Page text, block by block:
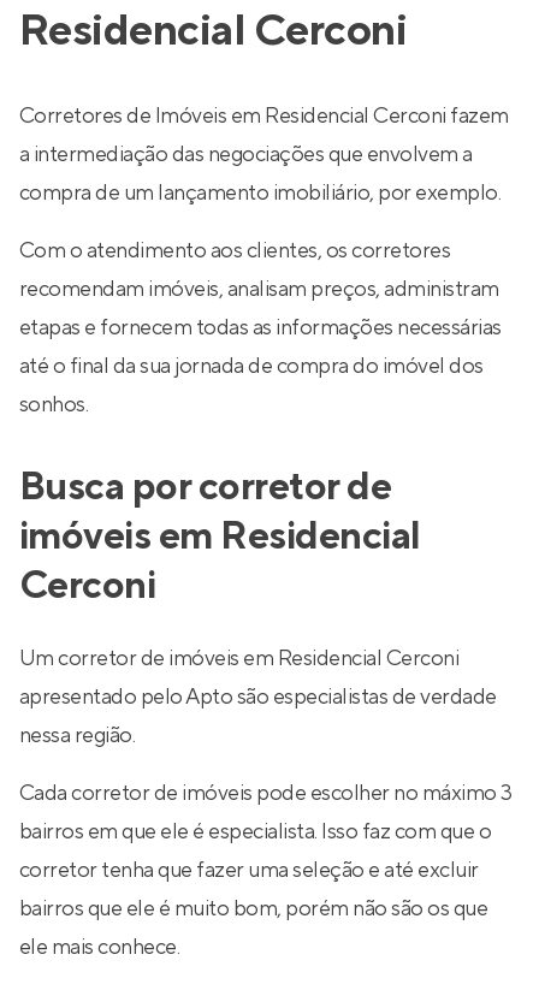
Residencial Cerconi
Corretores de Imóveis em Residencial Cerconi fazem
a intermediação das negociações que envolvem a
compra de um lançamento imobiliário, por exemplo.
Com o atendimento aos clientes, os corretores
recomendam imóveis, analisam preços, administram
etapas e fornecem todas as informações necessárias
até o final da sua jornada de compra do imóvel dos
sonhos.
Busca por corretor de
imóveis em Residencial
Cerconi
Um corretor de imóveis em Residencial Cerconi
apresentado pelo Apto são especialistas de verdade
nessa região.
Cada corretor de imóveis pode escolher no máximo 3
bairros em que ele é especialista. Isso faz com que o
corretor tenha que fazer uma seleção e até excluir
bairros que ele é muito bom, porém não são os que
ele mais conhece.